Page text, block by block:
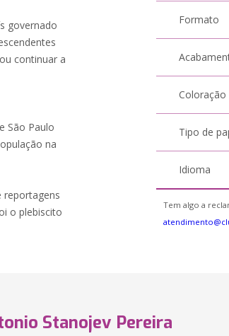
governado
continuar a
São Paulo
na
reportagens
o plebiscito
Formato
Coloração
Tipo de
Idioma
Tem algo a
Stanojev Pereira